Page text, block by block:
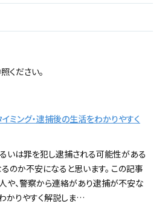
ください。
ミング・逮捕後の生活をわかりやすく
いは罪を犯し逮捕される可能性がある
るのか不安になると思います。 この記事
や、警察から連絡があり逮捕が不安な
かりやすく解説しま…